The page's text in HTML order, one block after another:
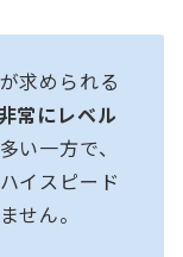
求められる
常にレベル
い一方で、
イスピード
せん。